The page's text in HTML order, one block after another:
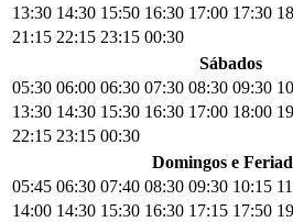
13:30 14:30 15:50 16:30 17:00 17:30
21:15 22:15 23:15 00:30
Sábados
05:30 06:00 06:30 07:30 08:30 09:30
13:30 14:30 15:30 16:30 17:00 18:00
22:15 23:15 00:30
Domingos e
05:45 06:30 07:40 08:30 09:30 10:15
14:00 14:30 15:30 16:30 17:15 17:50